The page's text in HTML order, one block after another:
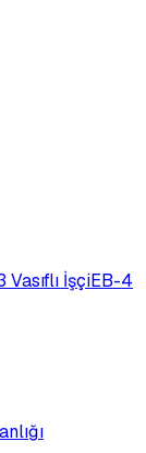
Vasıflı İşçiEB-4